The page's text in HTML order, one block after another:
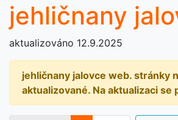
jehličnany
aktualizováno 12.9.2025
jehličnany jalovce web. stránky
aktualizované. Na aktualizaci se